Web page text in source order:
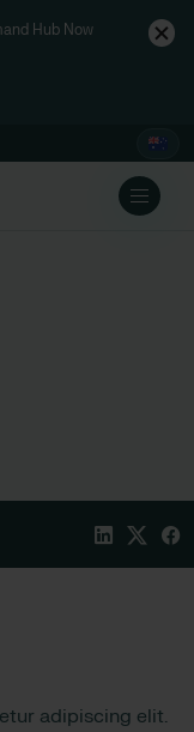
Hub Now
adipiscing elit.